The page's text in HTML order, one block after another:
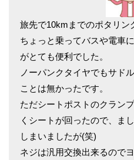
旅先で10kmまでのポタリン
ちょっと乗ってバスや電車
がとても便利でした。
ノーパンクタイヤでもサド
ことは無かったです。
ただシートポストのクラン
くシートが回ったので、ま
しまいましたが(笑)
ネジは汎用交換出来るのでヨ